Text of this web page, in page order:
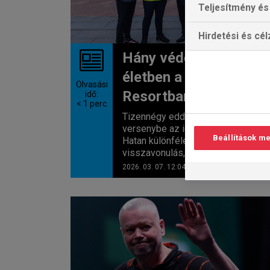
Olvasási
idő:
< 1 perc
Hány védő marad
életben a Butler
Resortban?
Tizennégy eddigi bajnok szállt
versenybe az idei UK Openen.
Hatan különféle okok –
visszavonulás, kvalifikáció...
2026. 03. 07. 12:04
Teljesítmény
Hirdetési és
Beállítások